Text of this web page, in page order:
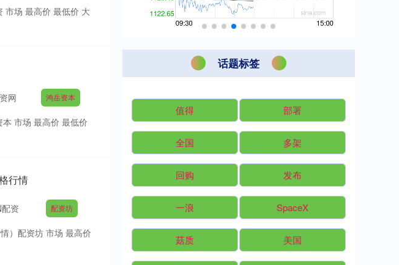
市场 最高价 最低价 大
网 鸿岳资本
市场 最高价 最低价
行情
配资 配资坊
）配资坊 市场 最高价
话题标签
值得 部署
全国 多架
回购 发布
一浪 SpaceX
菇质 美国